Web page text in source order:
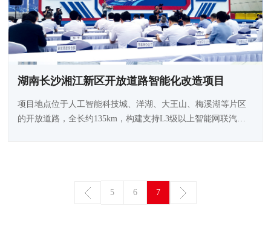
湖南长沙湘江新区开放道路智能化改造项目
项目地点位于人工智能科技城、洋湖、大王山、梅溪湖等片区
的开放道路，全长约135km，构建支持L3级以上智能网联汽车
5 6 7